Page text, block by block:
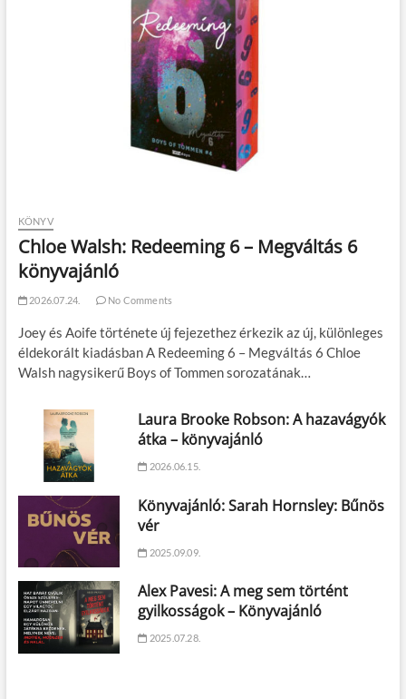
KÖNYV
Chloe Walsh: Redeeming 6 – Megváltás 6
könyvajánló
2026.07.24. No Comments
Joey és Aoife története új fejezethez érkezik az új, különleges
éldekorált kiadásban A Redeeming 6 – Megváltás 6 Chloe
Walsh nagysikerű Boys of Tommen sorozatának…
Laura Brooke Robson: A hazavágyók
átka – könyvajánló
2026.06.15.
Könyvajánló: Sarah Hornsley: Bűnös
vér
2025.09.09.
Alex Pavesi: A meg sem történt
gyilkosságok – Könyvajánló
2025.07.28.